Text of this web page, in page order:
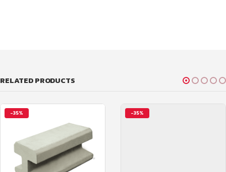
RELATED PRODUCTS
-35% -35%